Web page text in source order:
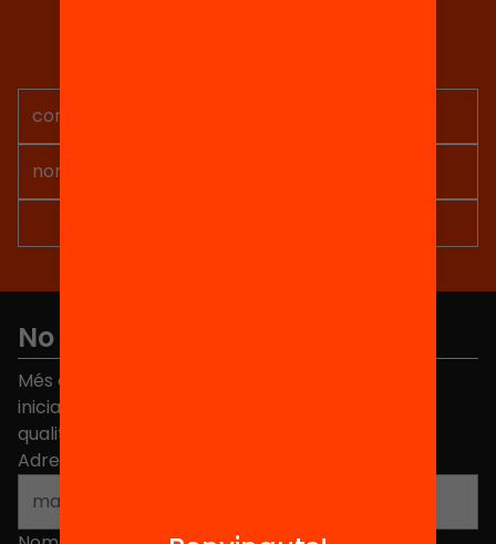
No et perdis res
Més de 40.000 persones ja han triat Equitat. Rep
iniciatives, propostes i projectes per millorar la
qualitat de l'educació a Catalunya.
Adreça electrònica